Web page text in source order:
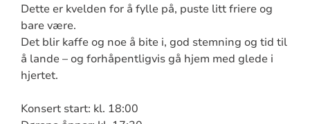
Dette er kvelden for å fylle på, puste litt friere og
bare være.
Det blir kaffe og noe å bite i, god stemning og tid til
å lande – og forhåpentligvis gå hjem med glede i
hjertet.
Konsert start: kl. 18:00